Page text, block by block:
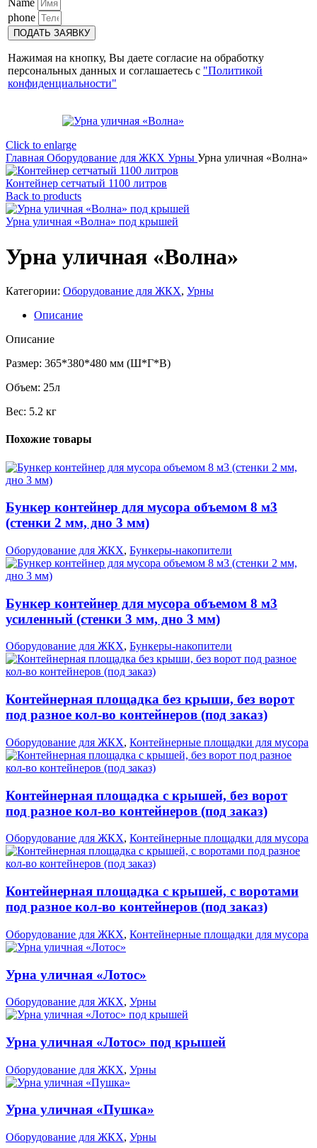
Name
phone
ПОДАТЬ ЗАЯВКУ
Нажимая на кнопку, Вы даете согласие на обработку
персональных данных и соглашаетесь с "Политикой
конфиденциальности"
Click to enlarge
Главная Оборудование для ЖКХ Урны Урна уличная «Волна»
Контейнер сетчатый 1100 литров
Back to products
Урна уличная «Волна» под крышей
Урна уличная «Волна»
Категории: Оборудование для ЖКХ, Урны
Описание
Описание
Размер: 365*380*480 мм (Ш*Г*В)
Объем: 25л
Вес: 5.2 кг
Похожие товары
Бункер контейнер для мусора объемом 8 м3
(стенки 2 мм, дно 3 мм)
Оборудование для ЖКХ, Бункеры-накопители
Бункер контейнер для мусора объемом 8 м3
усиленный (стенки 3 мм, дно 3 мм)
Оборудование для ЖКХ, Бункеры-накопители
Контейнерная площадка без крыши, без ворот
под разное кол-во контейнеров (под заказ)
Оборудование для ЖКХ, Контейнерные площадки для мусора
Контейнерная площадка с крышей, без ворот
под разное кол-во контейнеров (под заказ)
Оборудование для ЖКХ, Контейнерные площадки для мусора
Контейнерная площадка с крышей, с воротами
под разное кол-во контейнеров (под заказ)
Оборудование для ЖКХ, Контейнерные площадки для мусора
Урна уличная «Лотос»
Оборудование для ЖКХ, Урны
Урна уличная «Лотос» под крышей
Оборудование для ЖКХ, Урны
Урна уличная «Пушка»
Оборудование для ЖКХ, Урны